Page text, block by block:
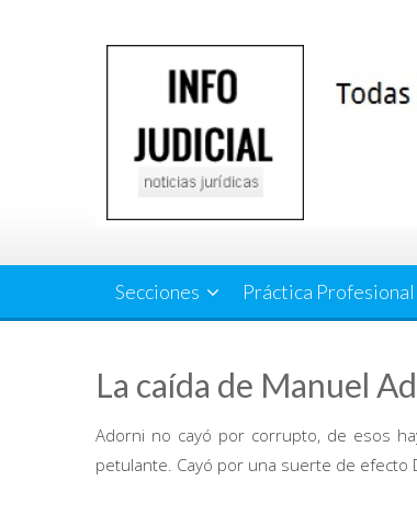
Secciones Práctica Profesional
La caída de Manuel
Adorni no cayó por corrupto, de esos
petulante. Cayó por una suerte de efecto